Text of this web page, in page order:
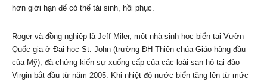
hơn giới hạn để có thể tái sinh, hồi phục.
Roger và đồng nghiệp là Jeff Miler, một nhà sinh học biển tại Vườn
Quốc gia ở Đại học St. John (trường ĐH Thiên chúa Giáo hàng đầu
của Mỹ), đã chứng kiến sự xuống cấp của các loài san hô tại đảo
Virgin bắt đầu từ năm 2005. Khi nhiệt độ nước biển tăng lên từ mức